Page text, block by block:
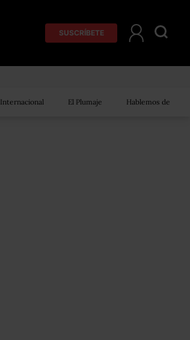
SUSCRÍBETE
Internacional El Plumaje Hablemos de